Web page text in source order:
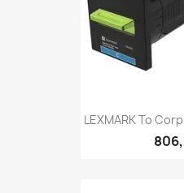
LEXMARK To